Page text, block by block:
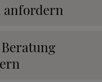
anfordern